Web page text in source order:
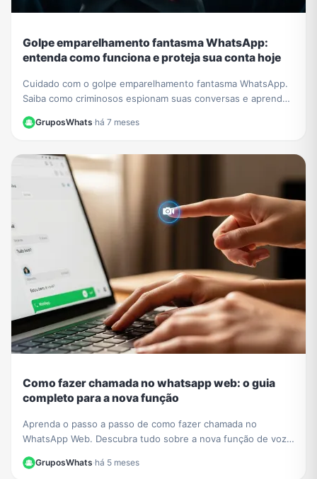
Golpe emparelhamento fantasma WhatsApp:
entenda como funciona e proteja sua conta hoje
Cuidado com o golpe emparelhamento fantasma WhatsApp.
Saiba como criminosos espionam suas conversas e aprenda
GruposWhats·há 7 meses
Como fazer chamada no whatsapp web: o guia
completo para a nova função
Aprenda o passo a passo de como fazer chamada no
WhatsApp Web. Descubra tudo sobre a nova função de voz
GruposWhats·há 5 meses